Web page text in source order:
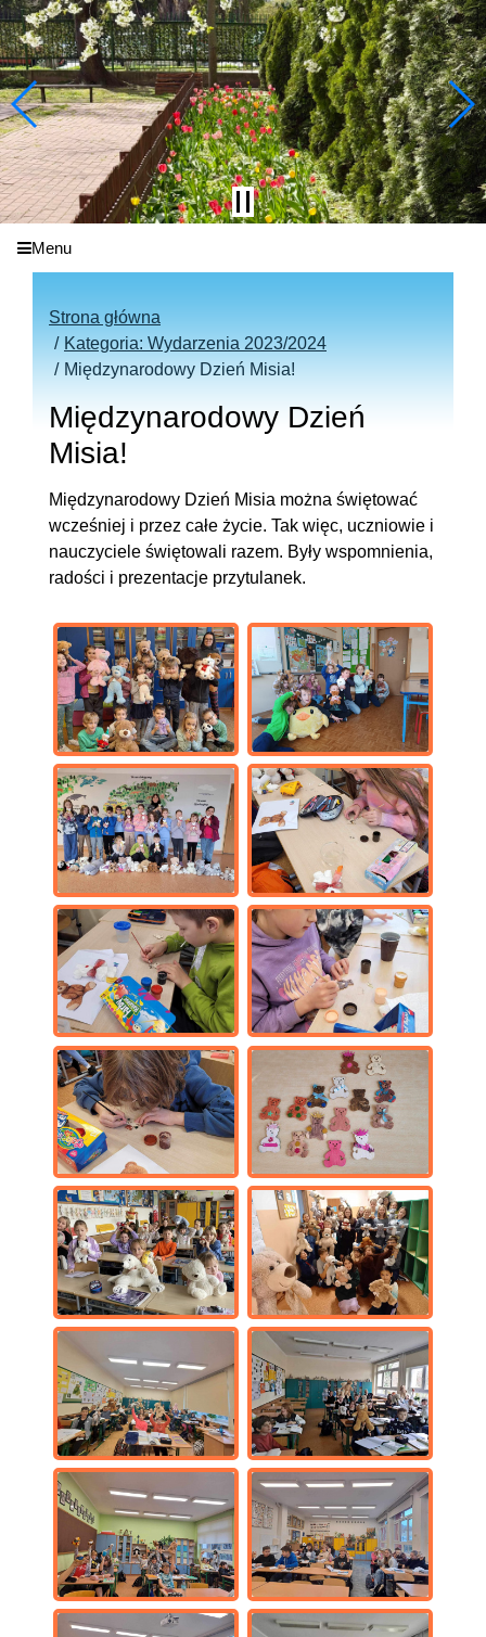
Menu
Strona główna
Kategoria: Wydarzenia 2023/2024
Międzynarodowy Dzień Misia!
Międzynarodowy Dzień
Misia!
Międzynarodowy Dzień Misia można świętować
wcześniej i przez całe życie. Tak więc, uczniowie i
nauczyciele świętowali razem. Były wspomnienia,
radości i prezentacje przytulanek.